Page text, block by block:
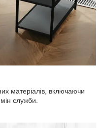
матеріалів, включаючи
служби.